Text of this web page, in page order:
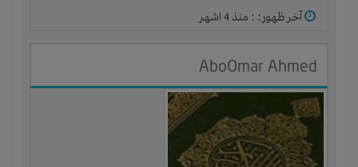
آخر ظهور: : منذ 4 اشهر
AboOmar Ahmed